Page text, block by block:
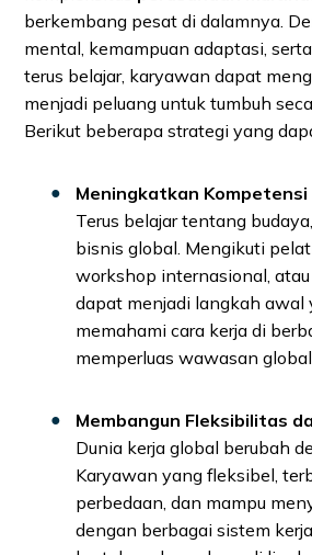
berkembang pesat di dalamnya.
mental, kemampuan adaptasi,
terus belajar, karyawan dapat
menjadi peluang untuk tumbuh
Berikut beberapa strategi yang
Meningkatkan Kompetensi
Terus belajar tentang
bisnis global. Mengikuti
workshop internasional,
dapat menjadi langkah
memahami cara kerja di
memperluas wawasan global.
Membangun Fleksibilitas
Dunia kerja global berubah
Karyawan yang fleksibel,
perbedaan, dan mampu
dengan berbagai sistem